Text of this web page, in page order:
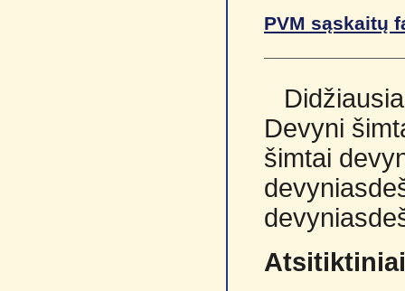
PVM sąskaitų
Devyni
šimtai